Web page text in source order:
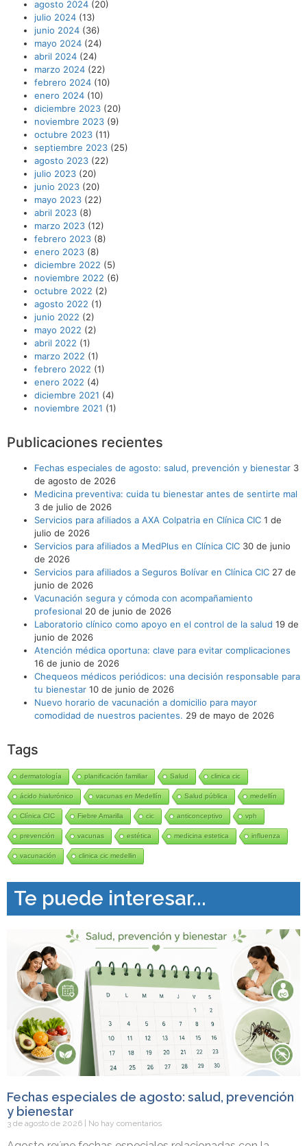
agosto 2024 (20)
julio 2024 (13)
junio 2024 (36)
mayo 2024 (24)
abril 2024 (24)
marzo 2024 (22)
febrero 2024 (10)
enero 2024 (10)
diciembre 2023 (20)
noviembre 2023 (9)
octubre 2023 (11)
septiembre 2023 (25)
agosto 2023 (22)
julio 2023 (20)
junio 2023 (20)
mayo 2023 (22)
abril 2023 (8)
marzo 2023 (12)
febrero 2023 (8)
enero 2023 (8)
diciembre 2022 (5)
noviembre 2022 (6)
octubre 2022 (2)
agosto 2022 (1)
junio 2022 (2)
mayo 2022 (2)
abril 2022 (1)
marzo 2022 (1)
febrero 2022 (1)
enero 2022 (4)
diciembre 2021 (4)
noviembre 2021 (1)
Publicaciones recientes
Fechas especiales de agosto: salud, prevención y bienestar 3
de agosto de 2026
Medicina preventiva: cuida tu bienestar antes de sentirte mal
3 de julio de 2026
Servicios para afiliados a AXA Colpatria en Clínica CIC 1 de
julio de 2026
Servicios para afiliados a MedPlus en Clínica CIC 30 de junio
de 2026
Servicios para afiliados a Seguros Bolívar en Clínica CIC 27 de
junio de 2026
Vacunación segura y cómoda con acompañamiento
profesional 20 de junio de 2026
Laboratorio clínico como apoyo en el control de la salud 19 de
junio de 2026
Atención médica oportuna: clave para evitar complicaciones
16 de junio de 2026
Chequeos médicos periódicos: una decisión responsable para
tu bienestar 10 de junio de 2026
Nuevo horario de vacunación a domicilio para mayor
comodidad de nuestros pacientes. 29 de mayo de 2026
Tags
dermatología planificación familiar Salud clinica cic
ácido hialurónico vacunas en Medellín Salud pública medellín
Clínica CIC Fiebre Amarilla cic anticonceptivo vph
prevención vacunas estética medicina estetica influenza
vacunación clinica cic medellin
Te puede interesar...
Fechas especiales de agosto: salud, prevención
y bienestar
3 de agosto de 2026 No hay comentarios